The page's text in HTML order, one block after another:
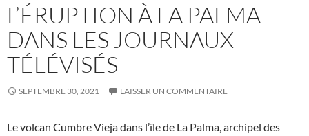
L’ÉRUPTION À LA PALMA
DANS LES JOURNAUX
TÉLÉVISÉS
SEPTEMBRE 30, 2021 LAISSER UN COMMENTAIRE
Le volcan Cumbre Vieja dans l’île de La Palma, archipel des